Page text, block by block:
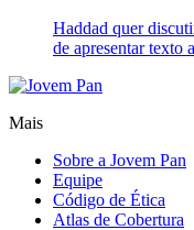
Haddad quer
de apresentar texto
Mais
Sobre a Jovem Pan
Equipe
Código de Ética
Atlas de Cobertura